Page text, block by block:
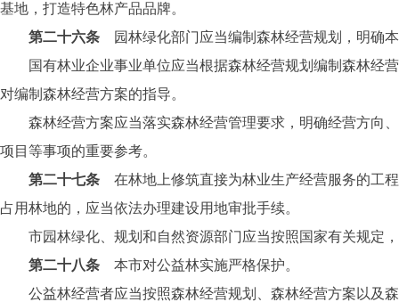
基地，打造特色林产品品牌。
第二十六条 园林绿化部门应当编制森林经营规划，明确
国有林业企业事业单位应当根据森林经营规划编制森林经营
对编制森林经营方案的指导。
森林经营方案应当落实森林经营管理要求，明确经营方向、
项目等事项的重要参考。
第二十七条 在林地上修筑直接为林业生产经营服务的工
占用林地的，应当依法办理建设用地审批手续。
市园林绿化、规划和自然资源部门应当按照国家有关规定，
第二十八条 本市对公益林实施严格保护。
公益林经营者应当按照森林经营规划、森林经营方案以及森